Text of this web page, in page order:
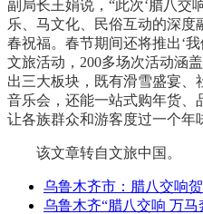
副局长王娟说，“此次‘腊八交
乐、马文化、民俗互动的深
春祝福。春节期间还将推出‘
文旅活动，200多场次活动涵
出三大板块，既有滑雪盛宴、
音乐会，还能一站式购年货、
让各族群众和游客度过一个年
该文章转自文旅中国。
乌鲁木齐市：腊八交响
乌鲁木齐“腊八交响 万